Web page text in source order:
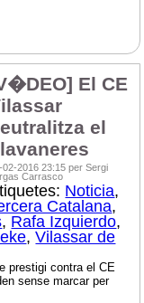
El CE
el
02-2016 23:15 per Sergi
Carrasco
Noticia,
Catalana,
, Rafa Izquierdo,
,Vilassar de
prestigi contra el CE
sense marcar per